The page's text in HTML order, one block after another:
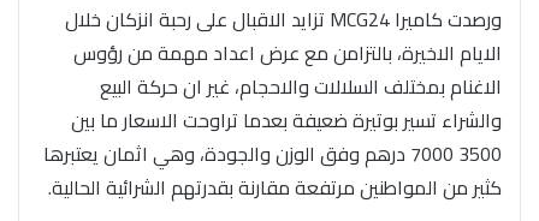
ورصدت كاميرا MCG24 تزايد الاقبال على رحبة انزكان خلال
الايام الاخيرة، بالتزامن مع عرض اعداد مهمة من رؤوس
الاغنام بمختلف السلالات والاحجام، غير ان حركة البيع
والشراء تسير بوتيرة ضعيفة بعدما تراوحت الاسعار ما بين
3500 7000 درهم وفق الوزن والجودة، وهي اثمان يعتبرها
كثير من المواطنين مرتفعة مقارنة بقدرتهم الشرائية الحالية.